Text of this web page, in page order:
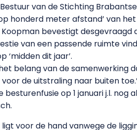
van de Stichting
honderd meter afstand’ van
bevestigt
van een passende ruimte
‘midden dit jaar’.
belang van de samenwerking
de uitstraling naar buiten
op 1 januari j.l.
voor de hand vanwege de